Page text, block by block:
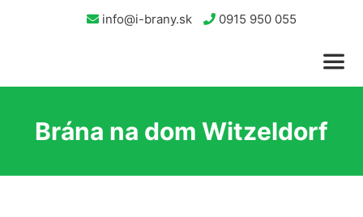
info@i-brany.sk 0915 950 055
Brána na dom Witzeldorf